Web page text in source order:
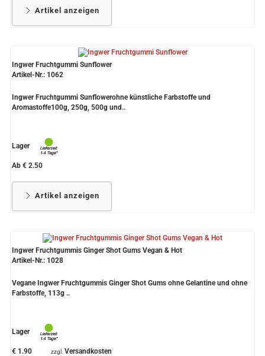
Artikel anzeigen
Ingwer Fruchtgummi Sunflower
Artikel-Nr.: 1062
Ingwer Fruchtgummi Sunflowerohne künstliche Farbstoffe und
Aromastoffe100g, 250g, 500g und..
Lager
Ab € 2.50
Artikel anzeigen
Ingwer Fruchtgummis Ginger Shot Gums Vegan & Hot
Artikel-Nr.: 1028
Vegane Ingwer Fruchtgummis Ginger Shot Gums ohne Gelantine und ohne
Farbstoffe, 113g ..
Lager
€ 1.90 zzgl. Versandkosten